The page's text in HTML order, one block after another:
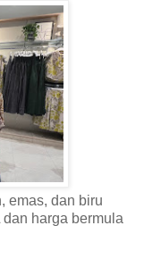
emas, dan biru
harga bermula